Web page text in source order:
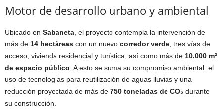
Motor de desarrollo urbano y ambiental
Ubicado en Sabaneta , el proyecto contempla la intervención de
más de 14 hectáreas con un nuevo corredor verde , tres vías de
acceso, vivienda residencial y turística, así como más de 10.000 m²
de espacio público . A esto se suma su compromiso ambiental: el
uso de tecnologías para reutilización de aguas lluvias y una
reducción proyectada de más de 750 toneladas de CO₂ durante
su construcción.